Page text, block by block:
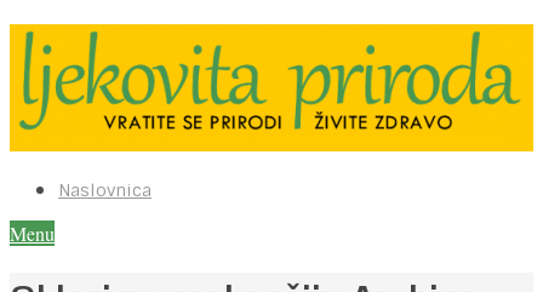
Naslovnica
Menu